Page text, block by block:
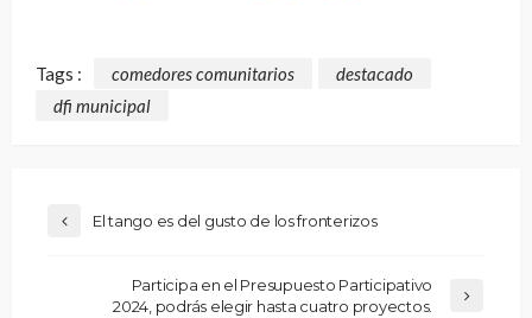
Tags : comedores comunitarios
destacado
dfi municipal
El tango es del gusto de los fronterizos
Participa en el Presupuesto Participativo
2024, podrás elegir hasta cuatro proyectos.